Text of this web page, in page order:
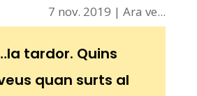
7 nov. 2019 |Ara ve...
tardor. Quins
quan surts al